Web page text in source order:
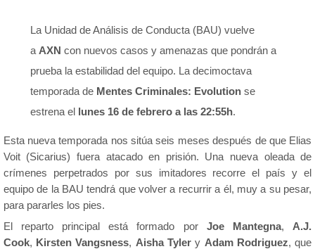
La Unidad de Análisis de Conducta (BAU) vuelve
a AXN con nuevos casos y amenazas que pondrán a
prueba la estabilidad del equipo. La decimoctava
temporada deMentes Criminales: Evolution se
estrena el
lunes 16 de febrero a las 22:55h.
Esta nueva temporada nos sitúa seis meses después de que Elias
Voit (Sicarius) fuera atacado en prisión. Una nueva oleada de
crímenes perpetrados por sus imitadores recorre el país y el
equipo de la BAU tendrá que volver a recurrir a él, muy a su pesar,
para pararles los pies.
El reparto principal está formado por Joe Mantegna, A.J.
Cook, Kirsten Vangsness, Aisha Tyler y Adam Rodriguez, que